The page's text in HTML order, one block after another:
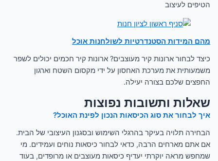
הטיפים לעיצוב
מהם המידות הסטנדרטיות לשולחנות אוכל
כיצד לבחור ארונות קיר מעוצבים? ארונות קיר חכמים יכולים לשפר
משמעותית את מערכת האחסון על ידי מקסום השטח וארגון
החפצים שלכם בצורה יעילה.
שאלות ותשובות נפוצות
איך לבחור את סוג הכיסאות הנכון לפינת האוכל?
הבחירה תלויה בעיקר בהרגלי השימוש ובסגנון העיצובי של הבית.
אם אתם מארחים הרבה, כדאי לבחור כיסאות נוחים ועמידים. מי
שמחפש מראה יוקרתי יעדיף כיסאות מעוצבים או מרופדים, בעוד